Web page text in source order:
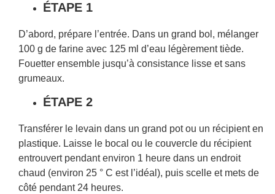
ÉTAPE 1
D’abord, prépare l’entrée. Dans un grand bol, mélanger
100 g de farine avec 125 ml d’eau légèrement tiède.
Fouetter ensemble jusqu’à consistance lisse et sans
grumeaux.
ÉTAPE 2
Transférer le levain dans un grand pot ou un récipient en
plastique. Laisse le bocal ou le couvercle du récipient
entrouvert pendant environ 1 heure dans un endroit
chaud (environ 25 ° C est l’idéal), puis scelle et mets de
côté pendant 24 heures.